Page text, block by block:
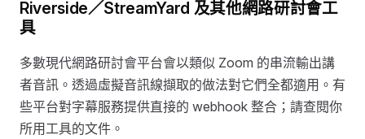
Riverside／StreamYard 及其他網路研討會工
具
多數現代網路研討會平台會以類似 Zoom 的串流輸出講
者音訊。透過虛擬音訊線擷取的做法對它們全都適用。有
些平台對字幕服務提供直接的 webhook 整合；請查閱你
所用工具的文件。